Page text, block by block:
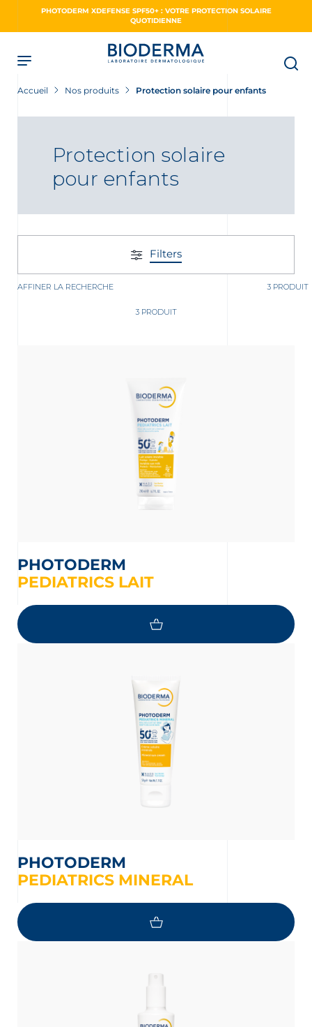
PHOTODERM XDEFENSE SPF50+ : VOTRE PROTECTION SOLAIRE
QUOTIDIENNE
des informations sur les
et nouveautés produits par
protection de vos données personnelles,
protection des données personnelles
Accueil Nos produits Protection solaire pour enfants
Protection solaire
pour enfants
Filters
AFFINER LA RECHERCHE 3 PRODUIT
3 PRODUIT
PHOTODERM
PEDIATRICS LAIT
PHOTODERM
PEDIATRICS MINERAL